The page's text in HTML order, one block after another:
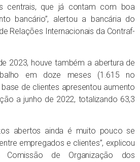
centrais, que já contam com boa
bancário”, alertou a bancária do
Relações Internacionais da Contraf-
2023, houve também a abertura de
em doze meses (1.615 no
de clientes apresentou aumento
a junho de 2022, totalizando 63,3
abertos ainda é muito pouco se
empregados e clientes”, explicou
de Organização dos